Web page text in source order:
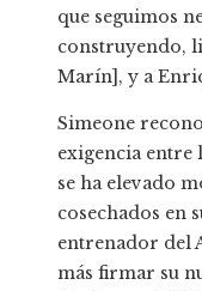
que seguimos
construyendo,
Marín], y a
Simeone
exigencia entre
se ha elevado
cosechados en
entrenador del
más firmar su